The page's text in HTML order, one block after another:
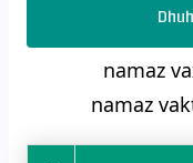
namaz
namaz